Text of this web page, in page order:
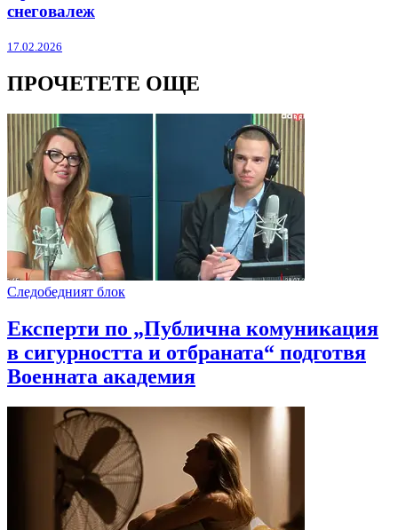
снеговалеж
17.02.2026
ПРОЧЕТЕТЕ ОЩЕ
Следобедният блок
Експерти по „Публична комуникация
в сигурността и отбраната“ подготвя
Военната академия